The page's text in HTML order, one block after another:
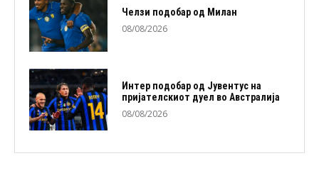
Челзи подобaр од Милан
08/08/2026
Интер подобар од Јувентус на
пријателскиот дуел во Австралија
08/08/2026